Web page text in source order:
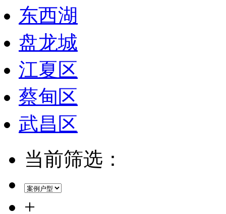
东西湖
盘龙城
江夏区
蔡甸区
武昌区
当前筛选：
+